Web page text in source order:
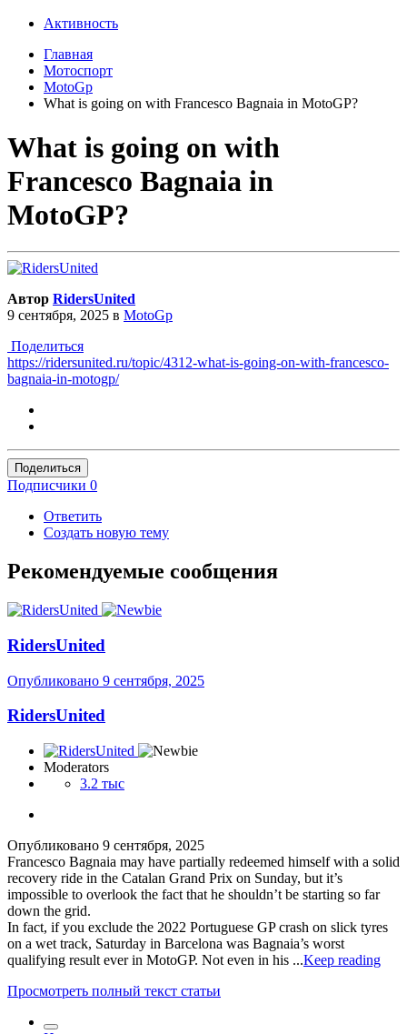
Активность
Главная
Мотоспорт
MotoGp
What is going on with Francesco Bagnaia in MotoGP?
What is going on with
Francesco Bagnaia in
MotoGP?
Автор RidersUnited
9 сентября, 2025 в MotoGp
Поделиться
https://ridersunited.ru/topic/4312-what-is-going-on-with-francesco-
bagnaia-in-motogp/
Поделиться
Подписчики 0
Ответить
Создать новую тему
Рекомендуемые сообщения
RidersUnited
Опубликовано 9 сентября, 2025
RidersUnited
Moderators
3.2 тыс
Опубликовано 9 сентября, 2025
Francesco Bagnaia may have partially redeemed himself with a solid
recovery ride in the Catalan Grand Prix on Sunday, but it’s
impossible to overlook the fact that he shouldn’t be starting so far
down the grid.
In fact, if you exclude the 2022 Portuguese GP crash on slick tyres
on a wet track, Saturday in Barcelona was Bagnaia’s worst
qualifying result ever in MotoGP. Not even in his ...Keep reading
Просмотреть полный текст статьи